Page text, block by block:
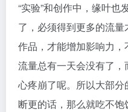
“实验”和创作中，缘叶
了，必须得到更多的流
作品，才能增加影响力
流量总有一天会没有了
心疼崩了呢。所以大部
断更的话，那么就吃不